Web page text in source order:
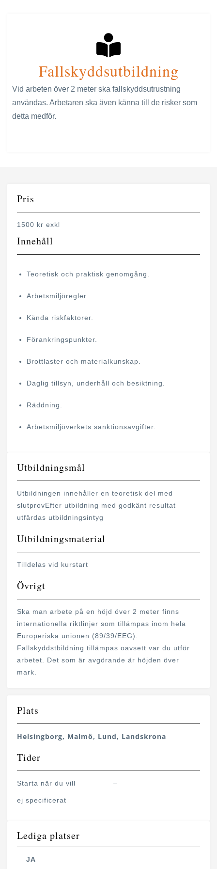
Fallskyddsutbildning
Vid arbeten över 2 meter ska fallskyddsutrustning
användas. Arbetaren ska även känna till de risker som
detta medför.
Pris
1500 kr exkl
Innehåll
Teoretisk och praktisk genomgång.
Arbetsmiljöregler.
Kända riskfaktorer.
Förankringspunkter.
Brottlaster och materialkunskap.
Daglig tillsyn, underhåll och besiktning.
Räddning.
Arbetsmiljöverkets sanktionsavgifter.
Utbildningsmål
Utbildningen innehåller en teoretisk del med
slutprovEfter utbildning med godkänt resultat
utfärdas utbildningsintyg
Utbildningsmaterial
Tilldelas vid kurstart
Övrigt
Ska man arbete på en höjd över 2 meter finns
internationella riktlinjer som tillämpas inom hela
Europeriska unionen (89/39/EEG).
Fallskyddstbildning tillämpas oavsett var du utför
arbetet. Det som är avgörande är höjden över
mark.
Plats
Helsingborg, Malmö, Lund, Landskrona
Tider
Starta när du vill –
ej specificerat
Lediga platser
JA